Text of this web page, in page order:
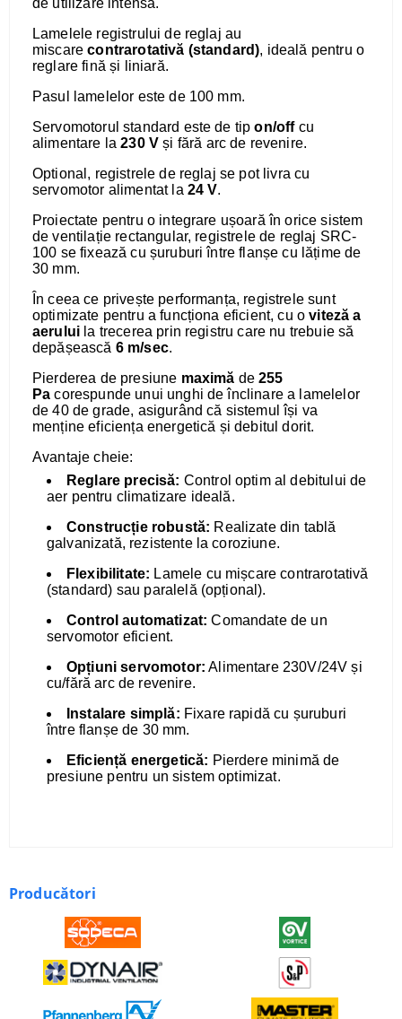
Lamelele registrului de reglaj au
miscarecontrarotativă (standard), ideală pentru o
reglare fină și liniară.
Pasul lamelelor este de 100 mm.
Servomotorul standard este de tipon/off cu
alimentare la 230 V și fără arc de revenire.
Optional, registrele de reglaj se pot livra cu
servomotor alimentat la 24 V.
Proiectate pentru o integrare ușoară în orice sistem
de ventilație rectangular, registrele de reglaj SRC-
100 se fixează cu șuruburi între flanșe cu lățime de
30 mm.
În ceea ce privește performanța, registrele sunt
optimizate pentru a funcționa eficient, cu oviteză a
aerului la trecerea prin registru care nu trebuie să
depășească 6 m/sec.
Pierderea de presiune maximă de255
Pa corespunde unui unghi de înclinare a lamelelor
de 40 de grade, asigurând că sistemul își va
menține eficiența energetică și debitul dorit.
Avantaje cheie:
Reglare precisă: Control optim al debitului de
aer pentru climatizare ideală.
Construcție robustă: Realizate din tablă
galvanizată, rezistente la coroziune.
Flexibilitate: Lamele cu mișcare contrarotativă
(standard) sau paralelă (opțional).
Control automatizat: Comandate de un
servomotor eficient.
Opțiuni servomotor: Alimentare 230V/24V și
cu/fără arc de revenire.
Instalare simplă: Fixare rapidă cu șuruburi
între flanșe de 30 mm.
Eficiență energetică: Pierdere minimă de
presiune pentru un sistem optimizat.
Producători